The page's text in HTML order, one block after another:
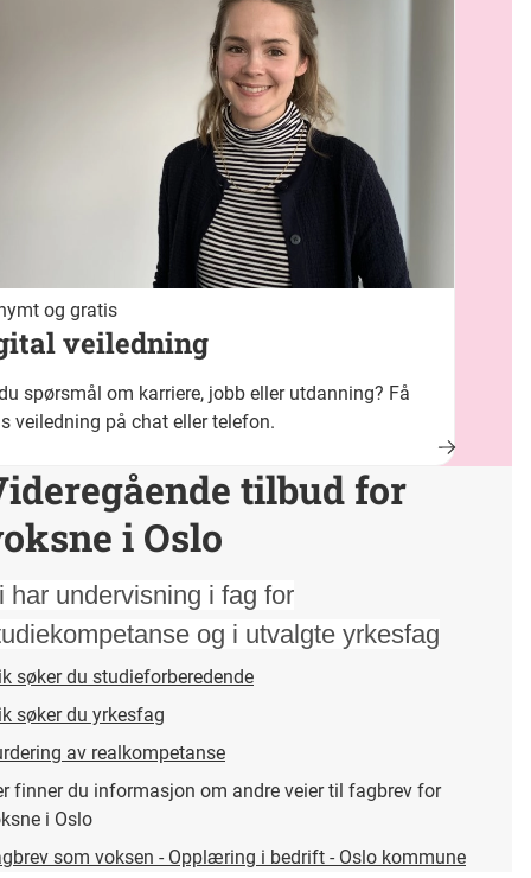
og gratis
veiledning
spørsmål om karriere, jobb eller utdanning? Få
veiledning på chat eller telefon.
tilbud for
i Oslo
har undervisning i fag for
og i utvalgte yrkesfag
søker du studieforberedende
søker du yrkesfag
av realkompetanse
finner du informasjon om andre veier til fagbrev for
i Oslo
som voksen - Opplæring i bedrift - Oslo kommune